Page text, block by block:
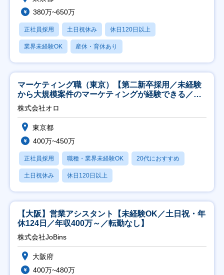
380万~650万
正社員採用 土日祝休み 休日120日以上
業界未経験OK 産休・育休あり
マーケティング職（東京）【第二新卒採用／未経験
から大規模案件のマーケティングが経験できる／研
修充実】
株式会社オロ
東京都
400万~450万
正社員採用 職種・業界未経験OK 20代におすすめ
土日祝休み 休日120日以上
【大阪】営業アシスタント【未経験OK／土日祝・年
休124日／年収400万～／転勤なし】
株式会社JoBins
大阪府
400万~480万